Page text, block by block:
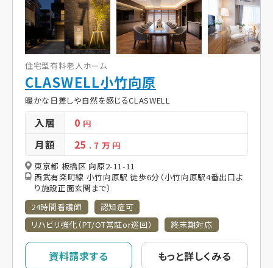
住宅型有料老人ホーム
CLASWELL小竹向原
暖かな日差しや自然を感じるCLASWELL
入居 0 円
月額 25 . 7 万 円
東京都 板橋区 向原2-11-11
西武有楽町線 小竹向原駅 徒歩6分（小竹向原駅4番出口よ
り施設正面玄関まで）
24時間看護師
認知症可
リハビリ強化（PT/OT常駐or巡回）
終末期対応
資料請求する もっと詳しくみる